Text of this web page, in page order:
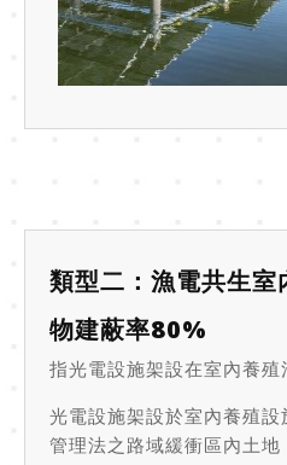
類型二：漁電共生
物建蔽率80%
指光電設施架設在室內養殖
光電設施架設於室內養殖
管理法之路域緩衝區內土